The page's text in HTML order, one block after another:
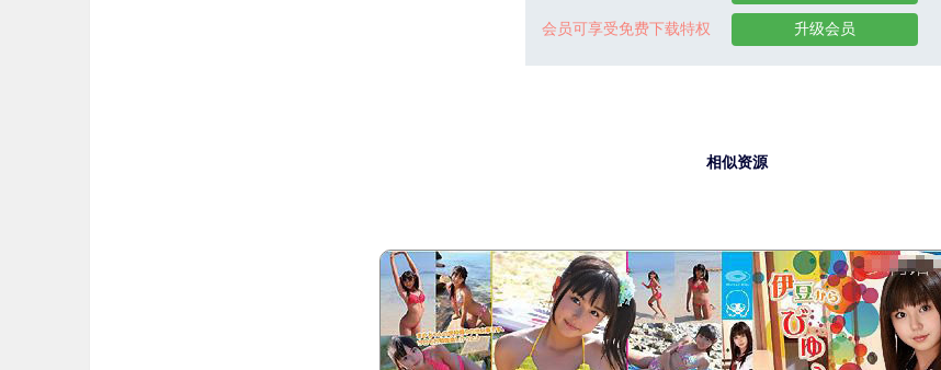
会员可享受免费下载特权 升级会员
相似资源